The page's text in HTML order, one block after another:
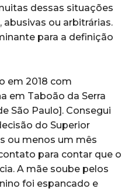
dessas situações
ou arbitrárias.
para a definição
em 2018 com
em Taboão da Serra
São Paulo]. Consegui
do Superior
ou menos um mês
para contar que o
A mãe soube pelos
foi espancado e